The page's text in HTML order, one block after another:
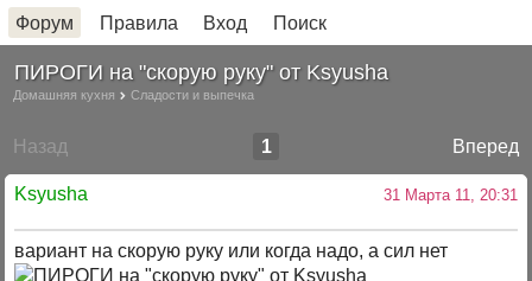
Форум Правила Вход Поиск
ПИРОГИ на "скорую руку" от Ksyusha
Домашняя кухня Сладости и выпечка
Назад Вперед
1
Ksyusha 31 Марта 11, 20:31
вариант на скорую руку или когда надо, а сил нет